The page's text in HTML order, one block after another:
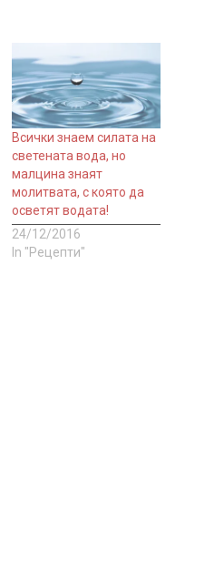
Всички знаем силата на
светената вода, но
малцина знаят
молитвата, с която да
осветят водата!
24/12/2016
In "Рецепти"